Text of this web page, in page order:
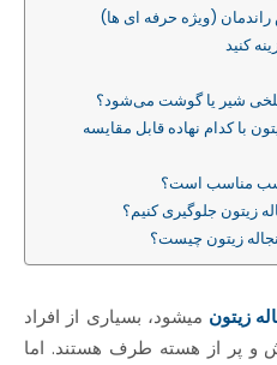
کنید
با کدام نهاده قابل مقایسه
زیتون میشود، بسیاری از افراد
و پر از هسته طرف هستند. اما